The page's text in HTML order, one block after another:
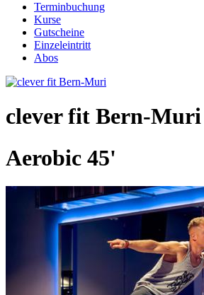
Terminbuchung
Kurse
Gutscheine
Einzeleintritt
Abos
clever fit Bern-Muri
Aerobic 45'